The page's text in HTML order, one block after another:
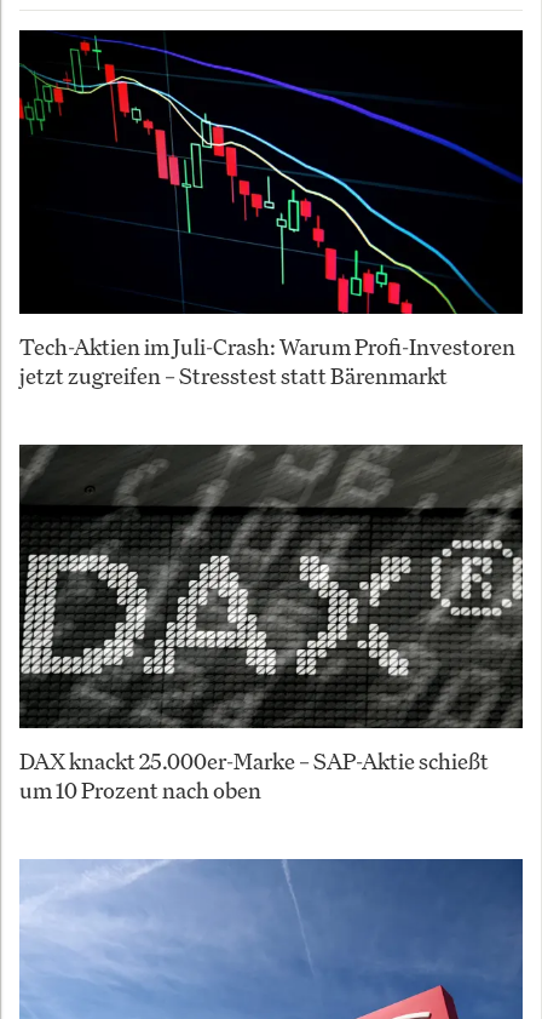
Tech-Aktien im Juli-Crash: Warum Profi-Investoren
jetzt zugreifen – Stresstest statt Bärenmarkt
DAX knackt 25.000er-Marke – SAP-Aktie schießt
um 10 Prozent nach oben